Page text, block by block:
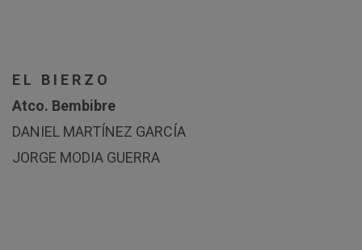
E L B I E R Z O
Atco. Bembibre
DANIEL MARTÍNEZ GARCÍA
JORGE MODIA GUERRA